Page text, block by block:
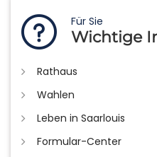
Für Sie
Wichtige
Rathaus
Wahlen
Leben in Saarlouis
Formular-Center